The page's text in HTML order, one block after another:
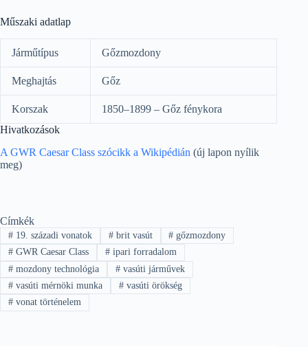
Műszaki adatlap
Járműtípus Gőzmozdony
Meghajtás Gőz
Korszak
1850–1899 – Gőz fénykora
Hivatkozások
A GWR Caesar Class szócikk a Wikipédián (új lapon nyílik
meg)
Címkék
#19. századi vonatok #brit vasút # gőzmozdony
#GWR Caesar Class #ipari forradalom
#mozdony technológia #vasúti járművek
#vasúti mérnöki munka #vasúti örökség
#vonat történelem